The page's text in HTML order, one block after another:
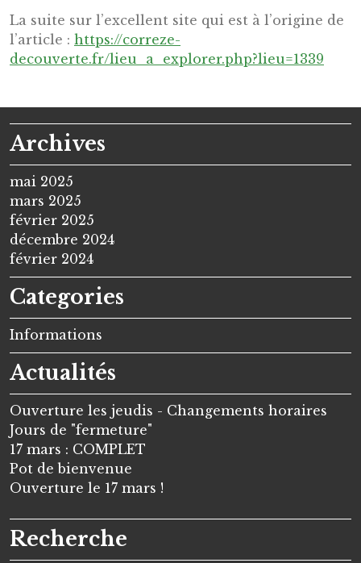
La suite sur l’excellent site qui est à l’origine de
l’article : https://correze-
decouverte.fr/lieu_a_explorer.php?lieu=1339
Archives
mai 2025
mars 2025
février 2025
décembre 2024
février 2024
Categories
Informations
Actualités
Ouverture les jeudis - Changements horaires
Jours de "fermeture"
17 mars : COMPLET
Pot de bienvenue
Ouverture le 17 mars !
Recherche